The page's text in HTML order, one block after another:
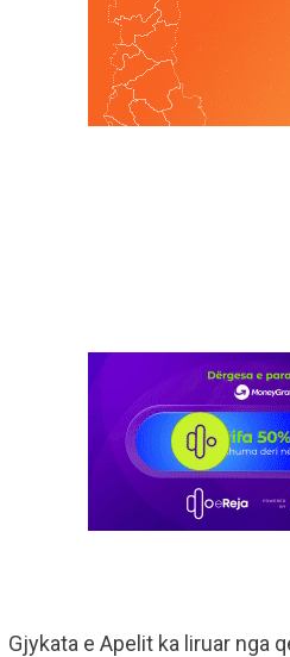
Gjykata e Apelit ka liruar nga